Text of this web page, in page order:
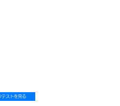
テストを見る